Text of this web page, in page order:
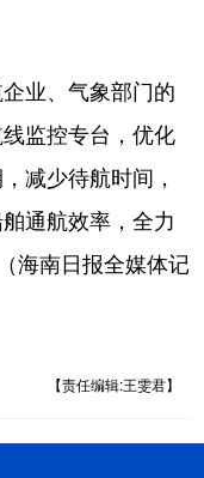
业、气象部门的
监控专台，优化
减少待航时间，
通航效率，全力
海南日报全媒体记
【责任编辑:王雯君】